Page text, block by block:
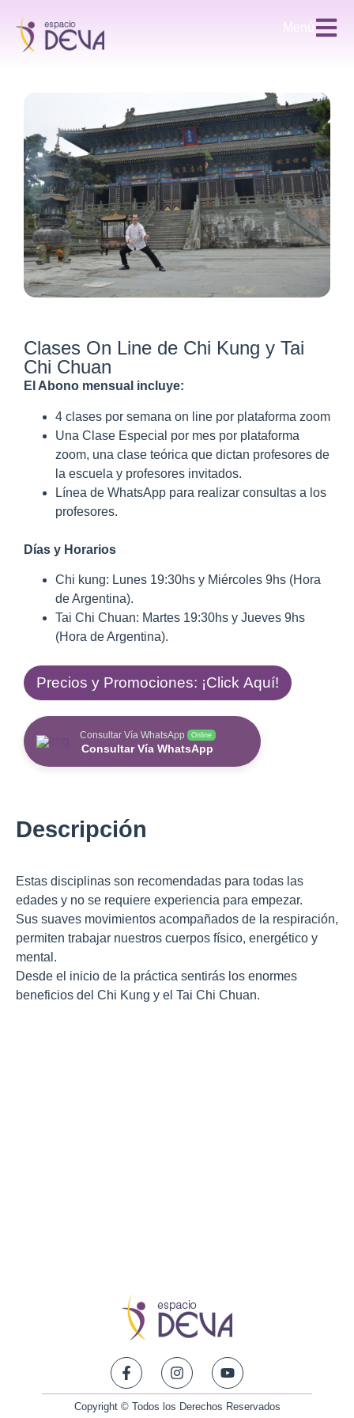
Menú
Clases On Line de Chi Kung y Tai
Chi Chuan
El Abono mensual incluye:
4 clases por semana on line por plataforma zoom
Una Clase Especial por mes por plataforma
zoom, una clase teórica que dictan profesores de
la escuela y profesores invitados.
Línea de WhatsApp para realizar consultas a los
profesores.
Días y Horarios
Chi kung: Lunes 19:30hs y Miércoles 9hs (Hora
de Argentina).
Tai Chi Chuan: Martes 19:30hs y Jueves 9hs
(Hora de Argentina).
Precios y Promociones: ¡Click Aquí!
Consultar Vía WhatsApp Online
Consultar Vía WhatsApp
Descripción
Estas disciplinas son recomendadas para todas las
edades y no se requiere experiencia para empezar.
Sus suaves movimientos acompañados de la respiración,
permiten trabajar nuestros cuerpos físico, energético y
mental.
Desde el inicio de la práctica sentirás los enormes
beneficios del Chi Kung y el Tai Chi Chuan.
Copyright © Todos los Derechos Reservados